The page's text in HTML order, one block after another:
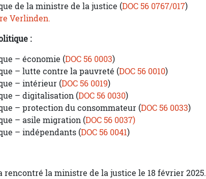
de la ministre de la justice (DOC 56 0767/017)
Verlinden.
:
– économie (DOC 56 0003)
– lutte contre la pauvreté (DOC 56 0010)
– intérieur (DOC 56 0019)
– digitalisation (DOC 56 0030)
– protection du consommateur (DOC 56 0033)
– asile migration (DOC 56 0037)
– indépendants (DOC 56 0041)
rencontré la ministre de la justice le 18 février 2025.